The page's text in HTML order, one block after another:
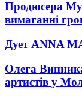
Продюсера
вимаганні
Дует ANNA
Олега
артистів у